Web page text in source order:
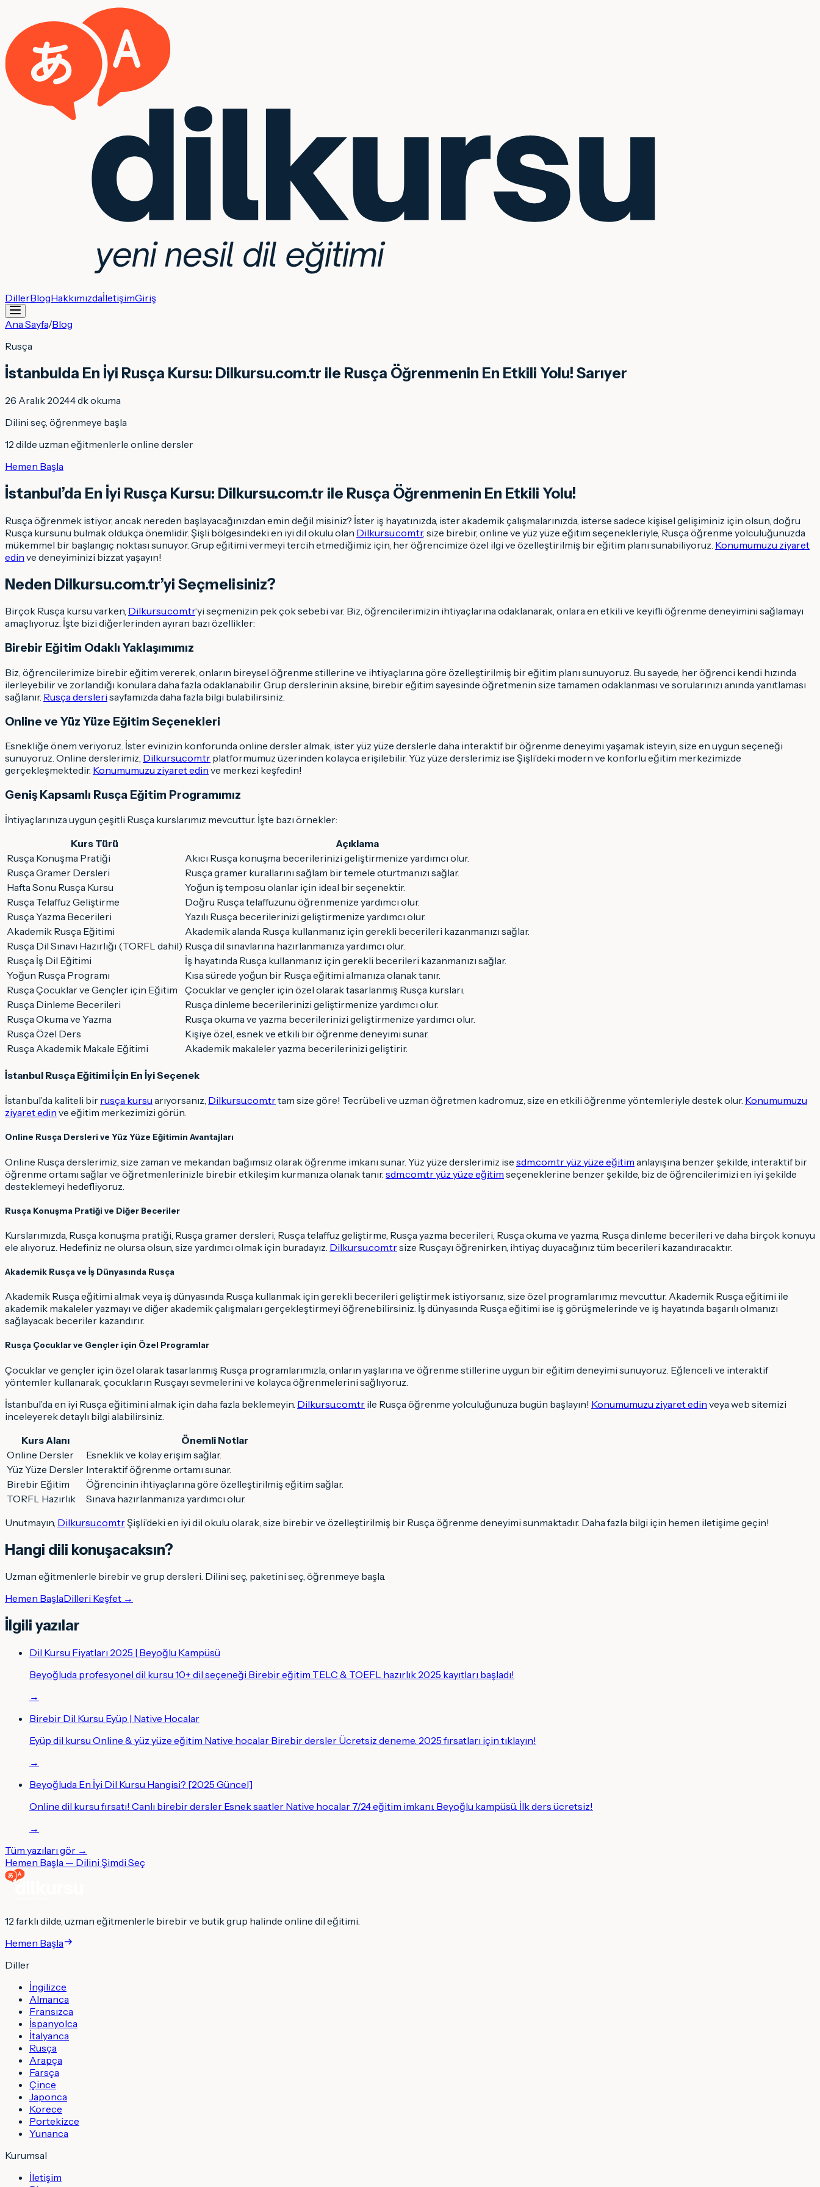
DillerBlogHakkımızdaİletişimGiriş
Ana Sayfa/Blog
Rusça
İstanbulda En İyi Rusça Kursu: Dilkursu.com.tr ile Rusça Öğrenmenin En Etkili Yolu! Sarıyer
26 Aralık 2024·4dk okuma
Dilini seç, öğrenmeye başla
12 dilde uzman eğitmenlerle online dersler
Hemen Başla
İstanbul’da En İyi Rusça Kursu: Dilkursu.com.tr ile Rusça Öğrenmenin En Etkili Yolu!
Rusça öğrenmek istiyor, ancak nereden başlayacağınızdan emin değil misiniz? İster iş hayatınızda, ister akademik çalışmalarınızda, isterse sadece kişisel gelişiminiz için olsun, doğru
Rusça kursunu bulmak oldukça önemlidir. Şişli bölgesindeki en iyi dil okulu olan Dilkursu.com.tr, size birebir, online ve yüz yüze eğitim seçenekleriyle, Rusça öğrenme yolculuğunuzda
mükemmel bir başlangıç noktası sunuyor. Grup eğitimi vermeyi tercih etmediğimiz için, her öğrencimize özel ilgi ve özelleştirilmiş bir eğitim planı sunabiliyoruz. Konumumuzu ziyaret
edin ve deneyiminizi bizzat yaşayın!
Neden Dilkursu.com.tr’yi Seçmelisiniz?
Birçok Rusça kursu varken, Dilkursu.com.tr‘yi seçmenizin pek çok sebebi var. Biz, öğrencilerimizin ihtiyaçlarına odaklanarak, onlara en etkili ve keyifli öğrenme deneyimini sağlamayı
amaçlıyoruz. İşte bizi diğerlerinden ayıran bazı özellikler:
Birebir Eğitim Odaklı Yaklaşımımız
Biz, öğrencilerimize birebir eğitim vererek, onların bireysel öğrenme stillerine ve ihtiyaçlarına göre özelleştirilmiş bir eğitim planı sunuyoruz. Bu sayede, her öğrenci kendi hızında
ilerleyebilir ve zorlandığı konulara daha fazla odaklanabilir. Grup derslerinin aksine, birebir eğitim sayesinde öğretmenin size tamamen odaklanması ve sorularınızı anında yanıtlaması
sağlanır. Rusça dersleri sayfamızda daha fazla bilgi bulabilirsiniz.
Online ve Yüz Yüze Eğitim Seçenekleri
Esnekliğe önem veriyoruz. İster evinizin konforunda online dersler almak, ister yüz yüze derslerle daha interaktif bir öğrenme deneyimi yaşamak isteyin, size en uygun seçeneği
sunuyoruz. Online derslerimiz, Dilkursu.com.tr platformumuz üzerinden kolayca erişilebilir. Yüz yüze derslerimiz ise Şişli’deki modern ve konforlu eğitim merkezimizde
gerçekleşmektedir. Konumumuzu ziyaret edin ve merkezi keşfedin!
Geniş Kapsamlı Rusça Eğitim Programımız
İhtiyaçlarınıza uygun çeşitli Rusça kurslarımız mevcuttur. İşte bazı örnekler:
Kurs Türü
Açıklama
Rusça Konuşma Pratiği
Akıcı Rusça konuşma becerilerinizi geliştirmenize yardımcı olur.
Rusça Gramer Dersleri
Rusça gramer kurallarını sağlam bir temele oturtmanızı sağlar.
Hafta Sonu Rusça Kursu
Yoğun iş temposu olanlar için ideal bir seçenektir.
Rusça Telaffuz Geliştirme
Doğru Rusça telaffuzunu öğrenmenize yardımcı olur.
Rusça Yazma Becerileri
Yazılı Rusça becerilerinizi geliştirmenize yardımcı olur.
Akademik Rusça Eğitimi
Akademik alanda Rusça kullanmanız için gerekli becerileri kazanmanızı sağlar.
Rusça Dil Sınavı Hazırlığı (TORFL dahil) Rusça dil sınavlarına hazırlanmanıza yardımcı olur.
Rusça İş Dil Eğitimi
İş hayatında Rusça kullanmanız için gerekli becerileri kazanmanızı sağlar.
Yoğun Rusça Programı
Kısa sürede yoğun bir Rusça eğitimi almanıza olanak tanır.
Rusça Çocuklar ve Gençler için Eğitim
Çocuklar ve gençler için özel olarak tasarlanmış Rusça kursları.
Rusça Dinleme Becerileri
Rusça dinleme becerilerinizi geliştirmenize yardımcı olur.
Rusça Okuma ve Yazma
Rusça okuma ve yazma becerilerinizi geliştirmenize yardımcı olur.
Rusça Özel Ders
Kişiye özel, esnek ve etkili bir öğrenme deneyimi sunar.
Rusça Akademik Makale Eğitimi
Akademik makaleler yazma becerilerinizi geliştirir.
İstanbul Rusça Eğitimi İçin En İyi Seçenek
İstanbul’da kaliteli bir rusça kursu arıyorsanız, Dilkursu.com.trtam size göre! Tecrübeli ve uzman öğretmen kadromuz, size en etkili öğrenme yöntemleriyle destek olur. Konumumuzu
ziyaret edin ve eğitim merkezimizi görün.
Online Rusça Dersleri ve Yüz Yüze Eğitimin Avantajları
Online Rusça derslerimiz, size zaman ve mekandan bağımsız olarak öğrenme imkanı sunar. Yüz yüze derslerimiz ise sdm.com.tr yüz yüze eğitim anlayışına benzer şekilde, interaktif bir
öğrenme ortamı sağlar ve öğretmenlerinizle birebir etkileşim kurmanıza olanak tanır. sdm.com.tr yüz yüze eğitim seçeneklerine benzer şekilde, biz de öğrencilerimizi en iyi şekilde
desteklemeyi hedefliyoruz.
Rusça Konuşma Pratiği ve Diğer Beceriler
Kurslarımızda, Rusça konuşma pratiği, Rusça gramer dersleri, Rusça telaffuz geliştirme, Rusça yazma becerileri, Rusça okuma ve yazma, Rusça dinleme becerileri ve daha birçok konuyu
ele alıyoruz. Hedefiniz ne olursa olsun, size yardımcı olmak için buradayız. Dilkursu.com.trsize Rusçayı öğrenirken, ihtiyaç duyacağınız tüm becerileri kazandıracaktır.
Akademik Rusça ve İş Dünyasında Rusça
Akademik Rusça eğitimi almak veya iş dünyasında Rusça kullanmak için gerekli becerileri geliştirmek istiyorsanız, size özel programlarımız mevcuttur. Akademik Rusça eğitimi ile
akademik makaleler yazmayı ve diğer akademik çalışmaları gerçekleştirmeyi öğrenebilirsiniz. İş dünyasında Rusça eğitimi ise iş görüşmelerinde ve iş hayatında başarılı olmanızı
sağlayacak beceriler kazandırır.
Rusça Çocuklar ve Gençler için Özel Programlar
Çocuklar ve gençler için özel olarak tasarlanmış Rusça programlarımızla, onların yaşlarına ve öğrenme stillerine uygun bir eğitim deneyimi sunuyoruz. Eğlenceli ve interaktif
yöntemler kullanarak, çocukların Rusçayı sevmelerini ve kolayca öğrenmelerini sağlıyoruz.
İstanbul’da en iyi Rusça eğitimini almak için daha fazla beklemeyin. Dilkursu.com.tr ile Rusça öğrenme yolculuğunuza bugün başlayın! Konumumuzu ziyaret edin veya web sitemizi
inceleyerek detaylı bilgi alabilirsiniz.
Kurs Alanı
Önemli Notlar
Online Dersler
Esneklik ve kolay erişim sağlar.
Yüz Yüze Dersler Interaktif öğrenme ortamı sunar.
Birebir Eğitim
Öğrencinin ihtiyaçlarına göre özelleştirilmiş eğitim sağlar.
TORFL Hazırlık
Sınava hazırlanmanıza yardımcı olur.
Unutmayın, Dilkursu.com.trŞişli’deki en iyi dil okulu olarak, size birebir ve özelleştirilmiş bir Rusça öğrenme deneyimi sunmaktadır. Daha fazla bilgi için hemen iletişime geçin!
Hangi dili konuşacaksın?
Uzman eğitmenlerle birebir ve grup dersleri. Dilini seç, paketini seç, öğrenmeye başla.
Hemen BaşlaDilleri Keşfet →
İlgili yazılar
Dil Kursu Fiyatları 2025 | Beyoğlu Kampüsü
Beyoğluda profesyonel dil kursu 10+ dil seçeneği Birebir eğitim TELC & TOEFL hazırlık 2025 kayıtları başladı!
→
Birebir Dil Kursu Eyüp | Native Hocalar
Eyüp dil kursu Online & yüz yüze eğitim Native hocalar Birebir dersler Ücretsiz deneme. 2025 fırsatları için tıklayın!
→
Beyoğluda En İyi Dil Kursu Hangisi? [2025 Güncel]
Online dil kursu fırsatı! Canlı birebir dersler Esnek saatler Native hocalar 7/24 eğitim imkanı. Beyoğlu kampüsü. İlk ders ücretsiz!
→
Tüm yazıları gör →
Hemen Başla — Dilini Şimdi Seç
12 farklı dilde, uzman eğitmenlerle birebir ve butik grup halinde online dil eğitimi.
Hemen Başla
Diller
İngilizce
Almanca
Fransızca
İspanyolca
İtalyanca
Rusça
Arapça
Farsça
Çince
Japonca
Korece
Portekizce
Yunanca
Kurumsal
İletişim